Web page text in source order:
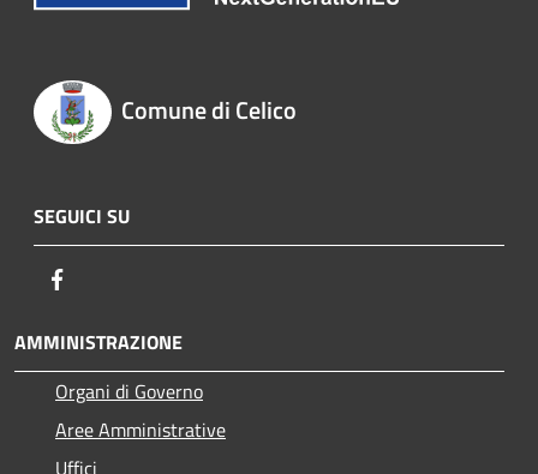
Comune di Celico
SEGUICI SU
AMMINISTRAZIONE
Organi di Governo
Aree Amministrative
Uffici